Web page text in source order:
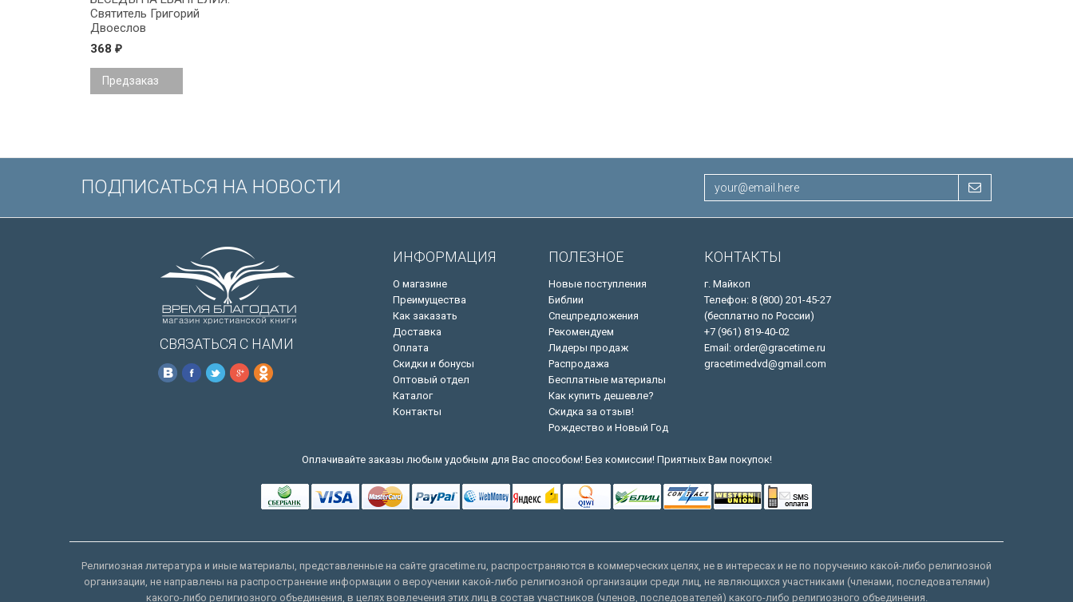
Святитель Григорий
Двоеслов
368 ₽
Предзаказ
ПОДПИСАТЬСЯ НА НОВОСТИ
СВЯЗАТЬСЯ С НАМИ
ИНФОРМАЦИЯ
О магазине
Преимущества
Как заказать
Доставка
Оплата
Скидки и бонусы
Оптовый отдел
Каталог
Контакты
ПОЛЕЗНОЕ
Новые поступления
Библии
Спецпредложения
Рекомендуем
Лидеры продаж
Распродажа
Бесплатные материалы
Как купить дешевле?
Скидка за отзыв!
Рождество и Новый Год
КОНТАКТЫ
г. Майкоп
Телефон: 8 (800) 201-45-27
(бесплатно по России)
+7 (961) 819-40-02
Email: order@gracetime.ru
gracetimedvd@gmail.com
Оплачивайте заказы любым удобным для Вас способом! Без комиссии! Приятных Вам покупок!
Религиозная литература и иные материалы, представленные на сайте gracetime.ru, распространяются в коммерческих целях, не в интересах и не по поручению какой-либо религиозной
организации, не направлены на распространение информации о вероучении какой-либо религиозной организации среди лиц, не являющихся участниками (членами, последователями)
какого-либо религиозного объединения, в целях вовлечения этих лиц в состав участников (членов, последователей) какого-либо религиозного объединения.